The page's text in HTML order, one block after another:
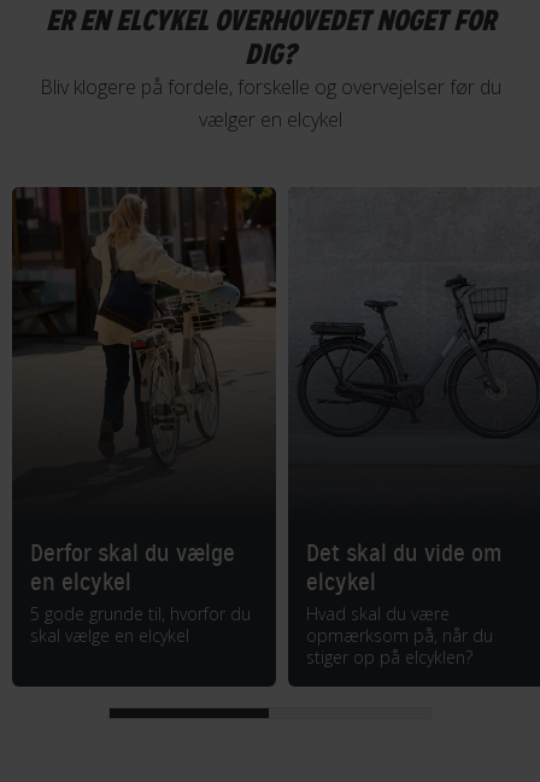
ER EN ELCYKEL OVERHOVEDET NOGET FOR
DIG?
Bliv klogere på fordele, forskelle og overvejelser før du
vælger en elcykel
Derfor skal du vælge
en elcykel
5 gode grunde til, hvorfor du
skal vælge en elcykel
Det skal du vide om
elcykel
Hvad skal du være
opmærksom på, når du
stiger op på elcyklen?